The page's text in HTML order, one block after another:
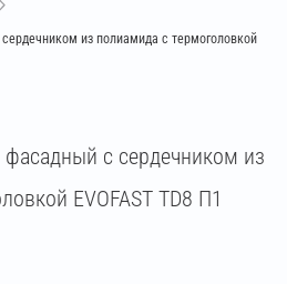
из полиамида с термоголовкой
с сердечником из
EVOFAST TD8 П1